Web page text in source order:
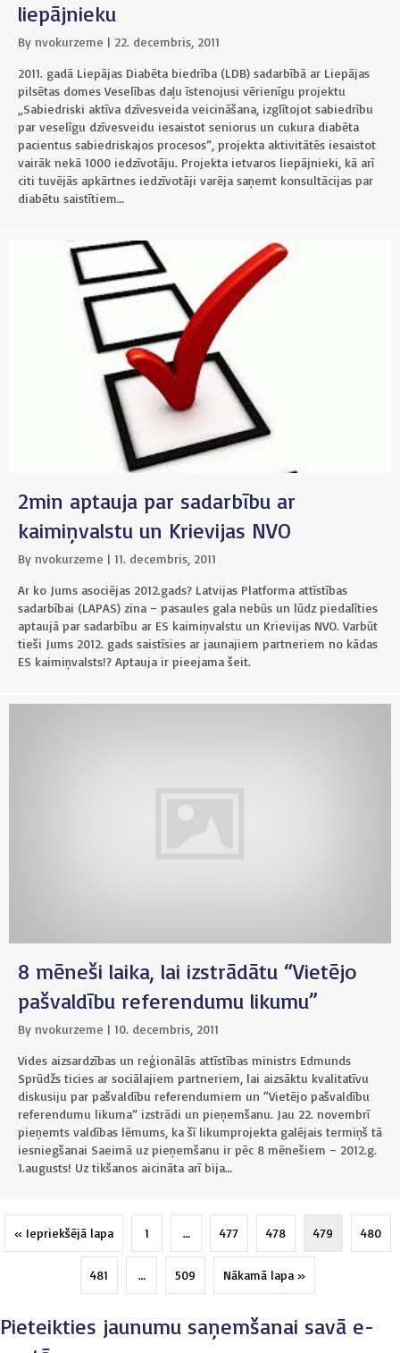
liepājnieku
By nvokurzeme | 22. decembris, 2011
2011. gadā Liepājas Diabēta biedrība (LDB) sadarbībā ar Liepājas
pilsētas domes Veselības daļu īstenojusi vērienīgu projektu
„Sabiedriski aktīva dzīvesveida veicināšana, izglītojot sabiedrību
par veselīgu dzīvesveidu iesaistot seniorus un cukura diabēta
pacientus sabiedriskajos procesos”, projekta aktivitātēs iesaistot
vairāk nekā 1000 iedzīvotāju. Projekta ietvaros liepājnieki, kā arī
citi tuvējās apkārtnes iedzīvotāji varēja saņemt konsultācijas par
diabētu saistītiem…
2min aptauja par sadarbību ar
kaimiņvalstu un Krievijas NVO
By nvokurzeme | 11. decembris, 2011
Ar ko Jums asociējas 2012.gads? Latvijas Platforma attīstības
sadarbībai (LAPAS) zina – pasaules gala nebūs un lūdz piedalīties
aptaujā par sadarbību ar ES kaimiņvalstu un Krievijas NVO. Varbūt
tieši Jums 2012. gads saistīsies ar jaunajiem partneriem no kādas
ES kaimiņvalsts!? Aptauja ir pieejama šeit.
8 mēneši laika, lai izstrādātu “Vietējo
pašvaldību referendumu likumu”
By nvokurzeme | 10. decembris, 2011
Vides aizsardzības un reģionālās attīstības ministrs Edmunds
Sprūdžs ticies ar sociālajiem partneriem, lai aizsāktu kvalitatīvu
diskusiju par pašvaldību referendumiem un “Vietējo pašvaldību
referendumu likuma” izstrādi un pieņemšanu. Jau 22. novembrī
pieņemts valdības lēmums, ka šī likumprojekta galējais termiņš tā
iesniegšanai Saeimā uz pieņemšanu ir pēc 8 mēnešiem – 2012.g.
1.augusts! Uz tikšanos aicināta arī bija…
« Iepriekšējā lapa 1 … 477 478 479 480
481 … 509 Nākamā lapa »
Pieteikties jaunumu saņemšanai savā e-